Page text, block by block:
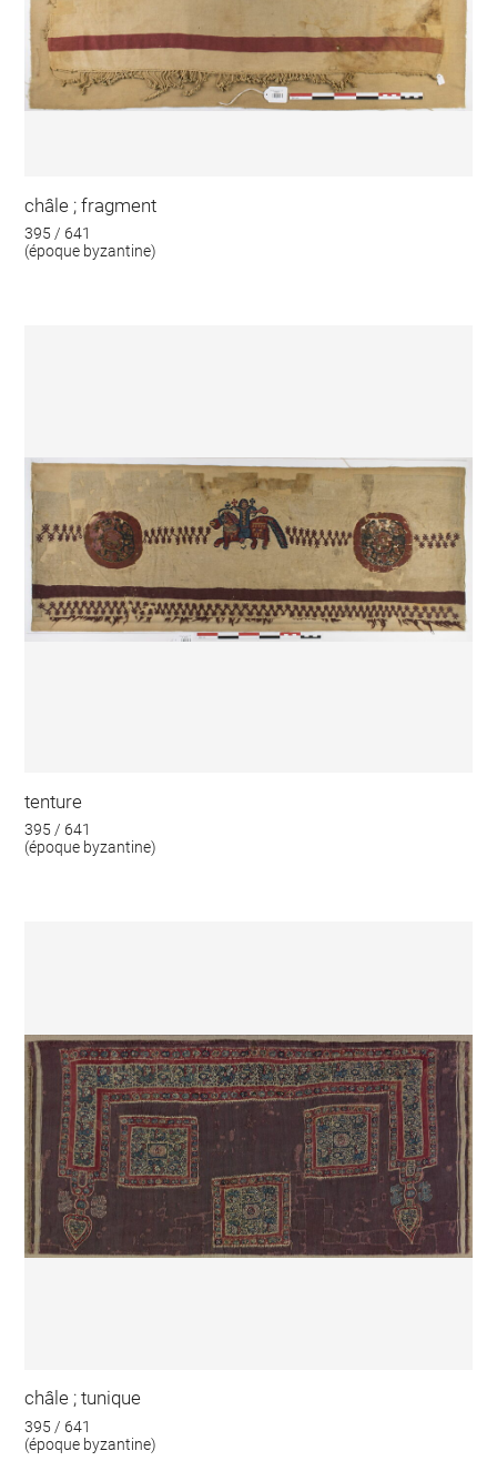
châle ; fragment
395 / 641
(époque byzantine)
tenture
395 / 641
(époque byzantine)
châle ; tunique
395 / 641
(époque byzantine)